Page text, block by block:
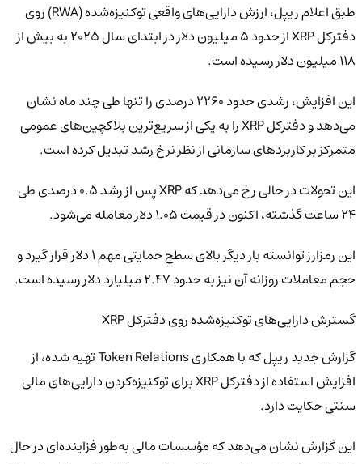
طبق اعلام ریپل، ارزش دارایی‌های واقعی توکنیزه‌شده (RWA) روی
دفترکل XRP از حدود ۵ میلیون دلار در ابتدای سال ۲۰۲۵ به بیش از
۱۱۸ میلیون دلار رسیده است.
این افزایش، رشدی حدود ۲۲۶۰ درصدی را تنها طی چند ماه نشان
می‌دهد و دفترکل XRP را به یکی از سریع‌ترین بلاکچین‌های عمومی
متمرکز بر کاربردهای سازمانی از نظر نرخ رشد تبدیل کرده است.
این تحولات در حالی رخ می‌دهد که XRP پس از رشد ۰.۵ درصدی طی
۲۴ ساعت گذشته، اکنون در قیمت ۱.۰۵ دلار معامله می‌شود.
این رمزارز توانسته بار دیگر بالای سطح حمایتی مهم ۱ دلار قرار گیرد و
حجم معاملات روزانه آن نیز به حدود ۲.۴۷ میلیارد دلار رسیده است.
گسترش دارایی‌های توکنیزه‌شده روی دفترکل XRP
گزارش جدید ریپل که با همکاری Token Relations تهیه شده، از
افزایش استفاده از دفترکل XRP برای توکنیزه‌کردن دارایی‌های مالی
سنتی حکایت دارد.
این گزارش نشان می‌دهد که مؤسسات مالی به‌طور فزاینده‌ای در حال